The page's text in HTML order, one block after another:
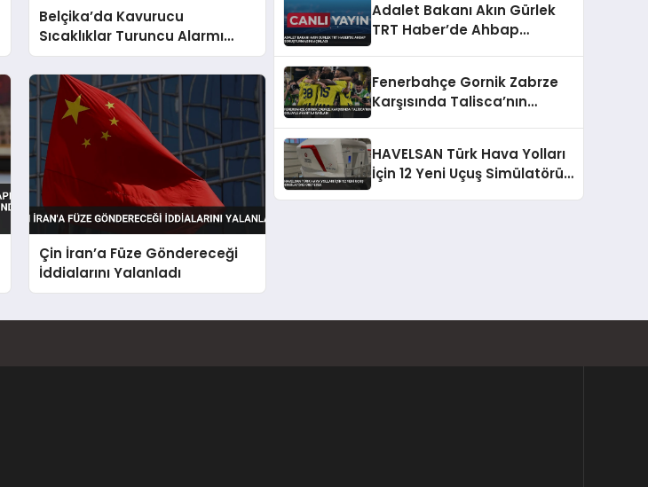
Belçika’da Kavurucu
Sıcaklıklar Turuncu Alarmı
Tetikledi
Çin İran’a Füze Göndereceği
İddialarını Yalanladı
Adalet Bakanı Akın Gürlek
TRT Haber’de Ahbap
Fenerbahçe Gornik Zabrze
Karşısında Talisca’nın
HAVELSAN Türk Hava Yolları
İçin 12 Yeni Uçuş Simülatörü